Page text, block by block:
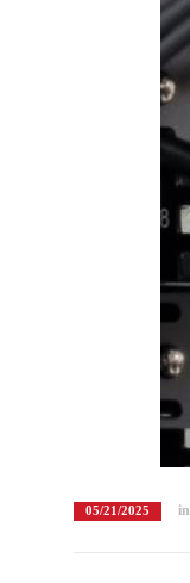
05/21/2025 in